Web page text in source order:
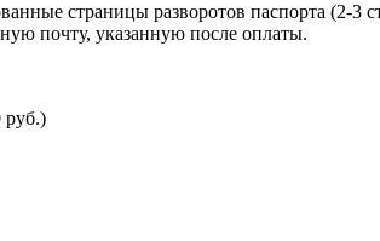
страницы разворотов паспорта (2-3
почту, указанную после оплаты.
руб.)